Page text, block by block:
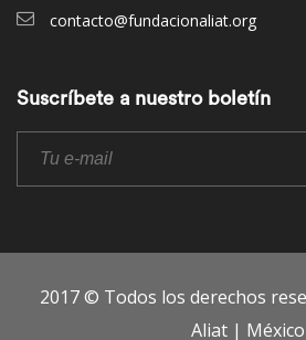
contacto@fundacionaliat.org
Suscríbete a nuestro boletín
2017 © Todos los derechos
Aliat | México